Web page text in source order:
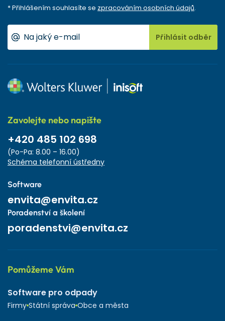
* Přihlášením souhlasíte se zpracováním osobních údajů.
Přihlásit odběr
Zavolejte nebo napište
+420 485 102 698
(Po-Pa: 8.00 – 16.00)
Schéma telefonní ústředny
Software
envita@envita.cz
Poradenství a školení
poradenstvi@envita.cz
Pomůžeme Vám
Software pro odpady
Firmy Státní správa Obce a města